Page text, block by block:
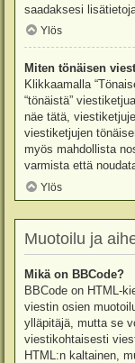
saadaksesi
Ylös
Miten tönäisen
Klikkaamalla
“tönäistä”
näe tätä,
viestiketjujen
myös mahdollista
varmista että
Ylös
Muotoilu ja
Mikä on BBCode?
BBCode on HTML-
viestin osien
ylläpitäjä, mutta se
viestikohtaisesti
HTML:n kaltainen,